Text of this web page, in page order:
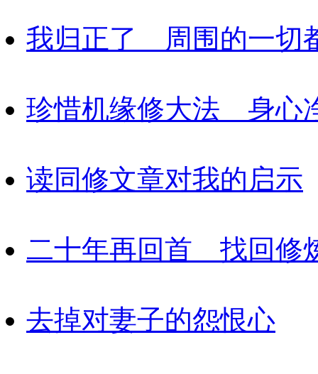
我归正了 周围的一切
珍惜机缘修大法 身心
读同修文章对我的启示
二十年再回首 找回修
去掉对妻子的怨恨心